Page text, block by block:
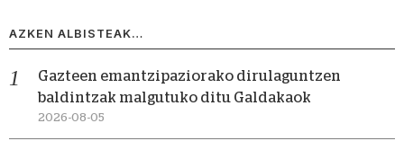
AZKEN ALBISTEAK…
Gazteen emantzipaziorako dirulaguntzen
baldintzak malgutuko ditu Galdakaok
2026-08-05